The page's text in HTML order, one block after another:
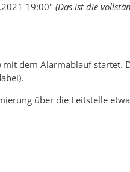
19:00" (Das ist die
dem Alarmablauf startet.
über die Leitstelle